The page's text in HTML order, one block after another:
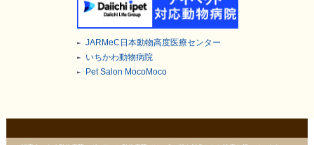
JARMeC日本動物高度医療センター
いちかわ動物病院
Pet Salon MocoMoco